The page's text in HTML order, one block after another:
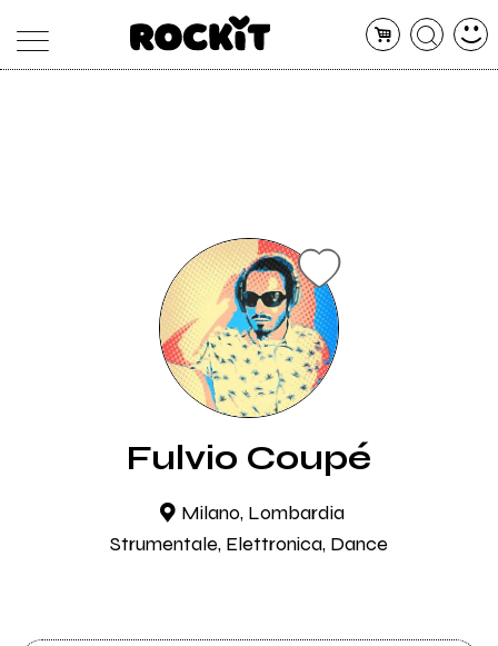
Fulvio Coupé
Milano, Lombardia
Strumentale, Elettronica, Dance